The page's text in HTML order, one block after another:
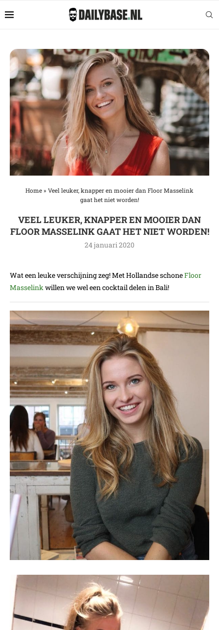
Home» Veel leuker, knapper en mooier dan Floor Masselink
gaat het niet worden!
VEEL LEUKER, KNAPPER EN MOOIER DAN
FLOOR MASSELINK GAAT HET NIET WORDEN!
24 januari 2020
Wat een leuke verschijning zeg! Met Hollandse schoneFloor
Masselinkwillen we wel een cocktail delen in Bali!